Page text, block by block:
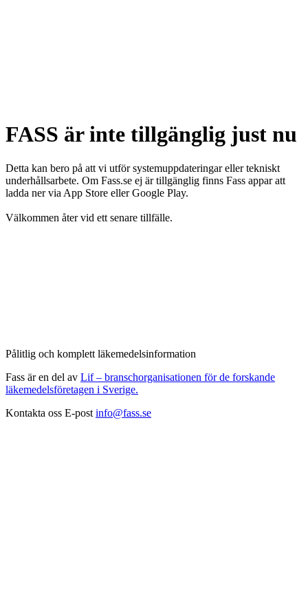
FASS är inte tillgänglig just nu
Detta kan bero på att vi utför systemuppdateringar eller tekniskt
underhållsarbete. Om Fass.se ej är tillgänglig finns Fass appar att
ladda ner via App Store eller Google Play.
Välkommen åter vid ett senare tillfälle.
Pålitlig och komplett läkemedelsinformation
Fass är en del av Lif – branschorganisationen för de forskande
läkemedelsföretagen i Sverige.
Kontakta oss E-post info@fass.se